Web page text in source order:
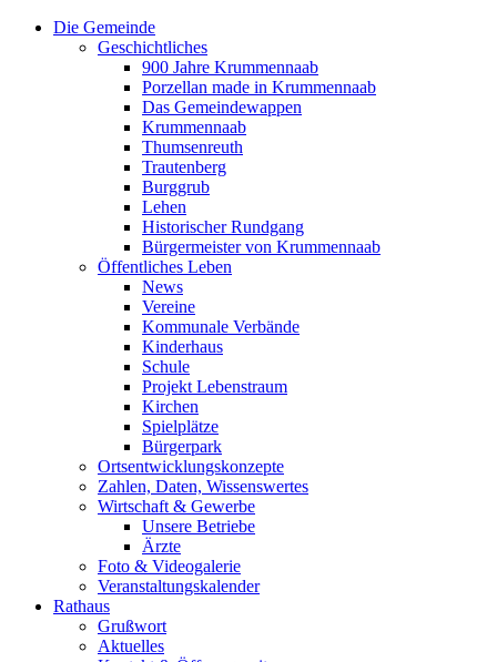
Die Gemeinde
Geschichtliches
900 Jahre Krummennaab
Porzellan made in Krummennaab
Das Gemeindewappen
Krummennaab
Thumsenreuth
Trautenberg
Burggrub
Lehen
Historischer Rundgang
Bürgermeister von Krummennaab
Öffentliches Leben
News
Vereine
Kommunale Verbände
Kinderhaus
Schule
Projekt Lebenstraum
Kirchen
Spielplätze
Bürgerpark
Ortsentwicklungskonzepte
Zahlen, Daten, Wissenswertes
Wirtschaft & Gewerbe
Unsere Betriebe
Ärzte
Foto & Videogalerie
Veranstaltungskalender
Rathaus
Grußwort
Aktuelles